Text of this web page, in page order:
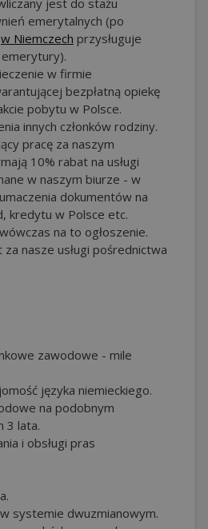
emerytalnych (po
w Niemczech przysługuje
w firmie
bezpłatną opiekę
pobytu w Polsce.
innych członków rodziny.
pracę za naszym
10% rabat na usługi
w naszym biurze - w
dokumentów na
kredytu w Polsce etc.
na to ogłoszenie.
za nasze usługi pośrednictwa
zawodowe - mile
języka niemieckiego.
na podobnym
3 lata.
i obsługi pras
systemie dwuzmianowym.